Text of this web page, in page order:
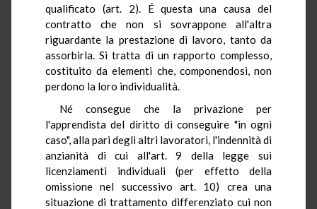
qualificato (art. 2). É questa una causa del
contratto che non si sovrappone all'altra
riguardante la prestazione di lavoro, tanto da
assorbirla. Si tratta di un rapporto complesso,
costituito da elementi che, componendosi, non
perdono la loro individualità.
Né consegue che la privazione per
l'apprendista del diritto di conseguire "in ogni
caso", alla pari degli altri lavoratori, l'indennità di
anzianità di cui all'art. 9 della legge sui
licenziamenti individuali (per effetto della
omissione nel successivo art. 10) crea una
situazione di trattamento differenziato cui non